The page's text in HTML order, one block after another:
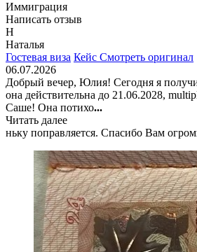
Иммиграция
Написать отзыв
Н
Наталья
Гостевая виза Кейс Смотреть оригинал
06.07.2026
Добрый вечер, Юлия! Сегодня я
она действительна до 21.06.2028,
Саше! Она потихо...
Читать далее
ньку поправляется. Спасибо Вам